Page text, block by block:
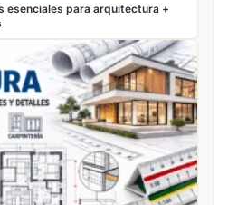
esenciales para arquitectura +